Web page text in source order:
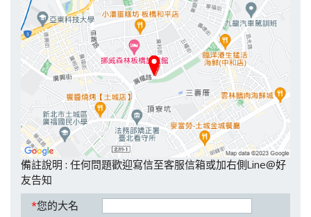
備註說明 : 任何問題歡迎寫信至客服信箱或加右側Line@好
友告知
*您的大名